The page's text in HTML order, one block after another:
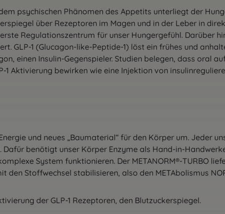
psychischen Phänomen des Appetits unterliegt der
über Rezeptoren im Magen und in der Leber in
Regulationszentrum für unser Hungergefühl. Darüber
GLP-1 (Glucagon-like-Peptide-1) löst ein frühes und
einen Insulin-Gegenspieler. Studien belegen, dass oral
1 Aktivierung bewirken wie eine Injektion von
und neues „Baumaterial“ für den Körper um. Jeder
benötigt unser Körper Enzyme als Hand-in-
System funktionieren. Der METANORM®-TURBO
Stoffwechsel stabilisieren, also den METAbolismus
der GLP-1 Rezeptoren, den Blutzuckerspiegel.